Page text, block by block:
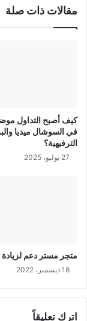
مقالات ذات صلة
كيف أصبح التداول
في السوشال ميديا
الترفيهية؟
27 يوليو، 2025
متجر مستر دعم لزيادة
18 ديسمبر، 2022
اترك تعليقاً